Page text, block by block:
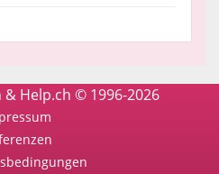
Help.ch © 1996-2026